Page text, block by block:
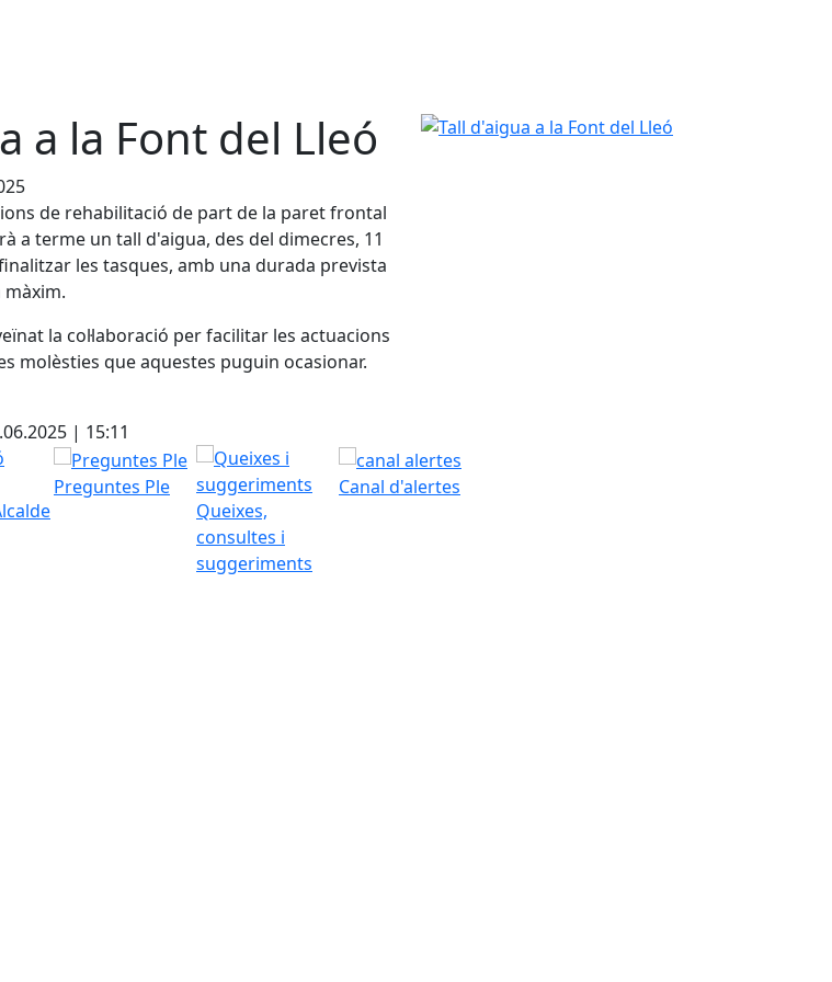
a la Font del Lleó
de rehabilitació de part de la paret frontal
a terme un tall d'aigua, des del dimecres, 11
les tasques, amb una durada prevista
màxim.
la col·laboració per facilitar les actuacions
molèsties que aquestes puguin ocasionar.
| 15:11
Tall d'aigua a la Font del Lleó
Preguntes Ple
Queixes,
consultes i
suggeriments
Canal d'alertes